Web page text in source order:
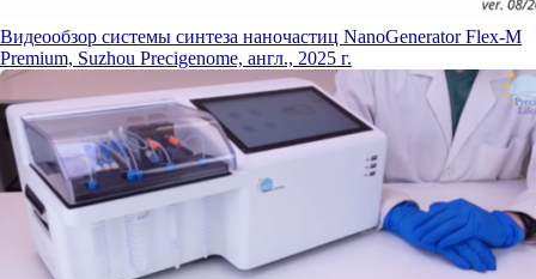
Видеообзор системы синтеза наночастиц NanoGenerator Flex-M
Premium, Suzhou Precigenome, англ., 2025 г.